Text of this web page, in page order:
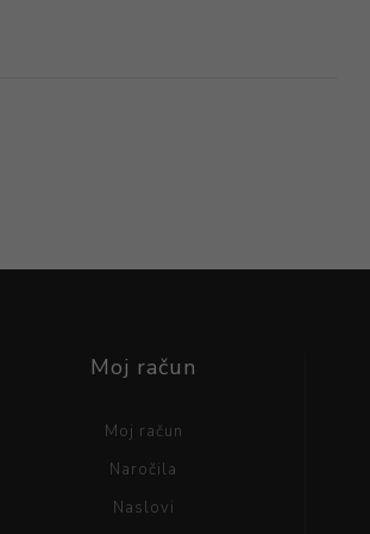
Moj račun
Moj račun
Naročila
Naslovi